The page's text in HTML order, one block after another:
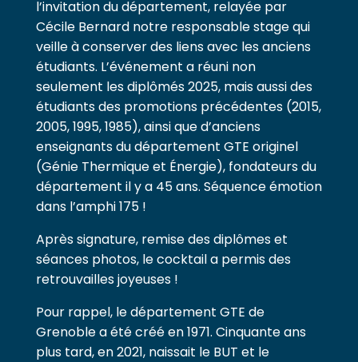
l’invitation du département, relayée par
Cécile Bernard notre responsable stage qui
veille à conserver des liens avec les anciens
étudiants. L’événement a réuni non
seulement les diplômés 2025, mais aussi des
étudiants des promotions précédentes (2015,
2005, 1995, 1985), ainsi que d’anciens
enseignants du département GTE originel
(Génie Thermique et Énergie), fondateurs du
département il y a 45 ans. Séquence émotion
dans l’amphi 175 !
Après signature, remise des diplômes et
séances photos, le cocktail a permis des
retrouvailles joyeuses !
Pour rappel, le département GTE de
Grenoble a été créé en 1971. Cinquante ans
plus tard, en 2021, naissait le BUT et le